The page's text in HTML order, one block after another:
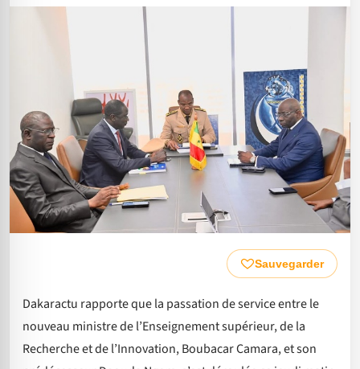
Sauvegarder
Dakaractu rapporte que la passation de service entre le
nouveau ministre de l’Enseignement supérieur, de la
Recherche et de l’Innovation, Boubacar Camara, et son